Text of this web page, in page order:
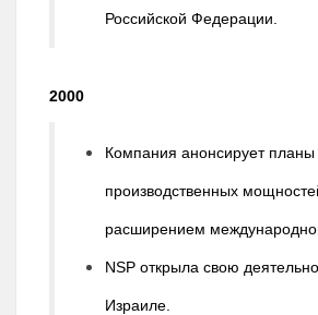
Российской Федерации.
2000
Компания анонсирует планы
производственных
расширением
NSP открыла свою
Израиле.